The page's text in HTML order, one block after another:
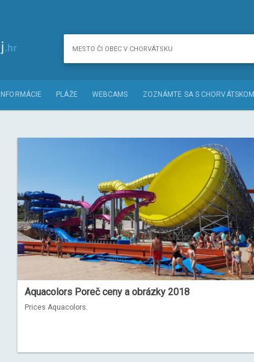
PLÁŽE WEBCAMS ZOZNÁMTE SA S CHORVÁTSKOM
Aquacolors Poreč ceny a obrázky 2018
Prices Aquacolors.